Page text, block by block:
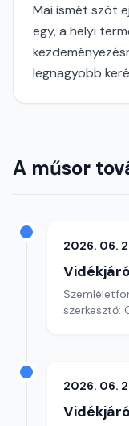
Mai ismét szót
egy, a helyi
legnagyobb
A műsor
2026. 06.
szerkesztő:
2026. 06.